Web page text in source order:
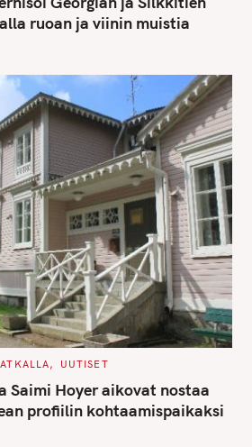
ruoan ja viinin muistia
UUTISET
Saimi Hoyer aikovat nostaa
profiilin kohtaamispaikaksi